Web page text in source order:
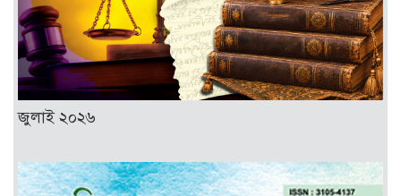
জুলাই ২০২৬